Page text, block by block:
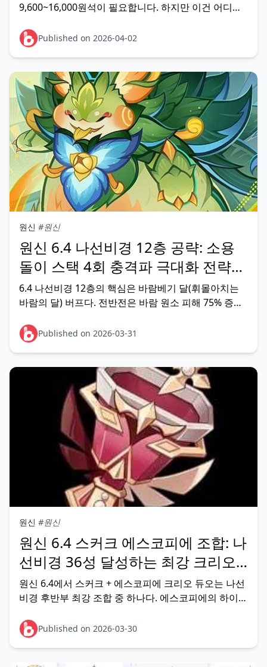
9,600~16,000원석이 필요합니다. 하지만 이건 어디까
택을 함께 보면 실제 필요량은 크게 달라집니다. 린네아
배너는 2026년 4월 8일~28일 운영
Published on 2026-04-02
원신 #원신
원신 6.4 나선비경 12층 공략: 소용
돌이 스택 4회 충격파 극대화 전략
(2026)
6.4 나선비경 12층의 핵심은 바람베기 달(휘몰아치는
바람의 달) 버프다. 전반전은 바람 원소 피해 75% 증가
해 75% 증가를 극대화하는 크리오 팀으로 분리 배치하
는 것이 정석이다. 이 구조만 이해하면 C0 기
Published on 2026-03-31
원신 #원신
원신 6.4 스커크 에스코피에 조합: 나
선비경 36성 달성하는 최강 크리오
듀오
원신 6.4에서 스커크 + 에스코피에 크리오 듀오는 나선
비경 후반부 최강 조합 중 하나다. 에스코피에의 하이드
하로 떨어진다 — 두 캐릭터는 사실상 세트다. C0 스커
크 + C0 에스코피에 + 푸리나 + 시트랄리로
Published on 2026-03-30